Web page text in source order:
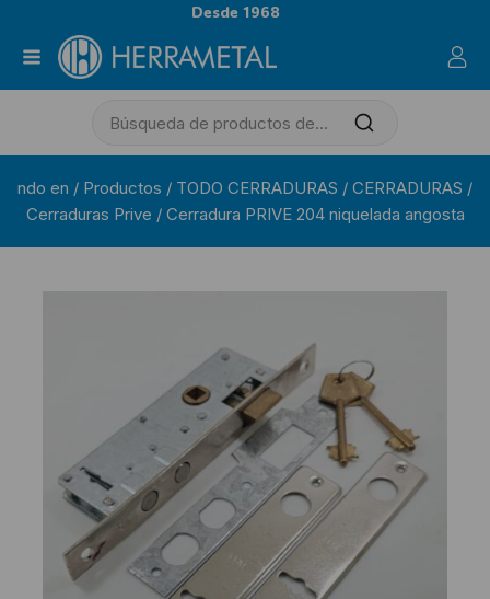
Desde 1968
ndo en / Productos / TODO CERRADURAS / CERRADURAS /
Cerraduras Prive / Cerradura PRIVE 204 niquelada angosta